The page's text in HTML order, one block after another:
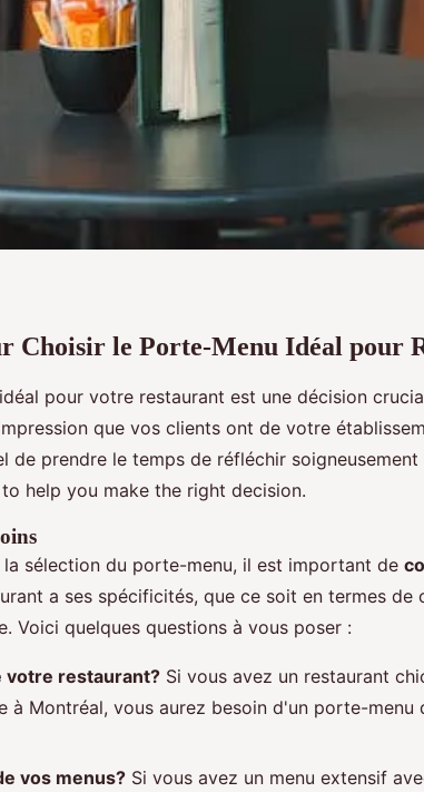
Choisir le Porte-Menu Idéal pour
pour votre restaurant est une décision
que vos clients ont de votre
de prendre le temps de réfléchir
help you make the right decision.
sélection du porte-menu, il est important de
a ses spécificités, que ce soit en termes de
Voici quelques questions à vous poser :
votre restaurant? Si vous avez un restaurant
à Montréal, vous aurez besoin d'un porte-
vos menus? Si vous avez un menu extensif